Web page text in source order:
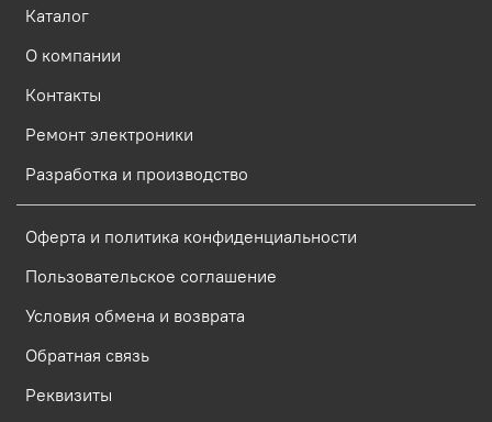
Каталог
О компании
Контакты
Ремонт электроники
Разработка и производство
Оферта и политика конфиденциальности
Пользовательское соглашение
Условия обмена и возврата
Обратная связь
Реквизиты